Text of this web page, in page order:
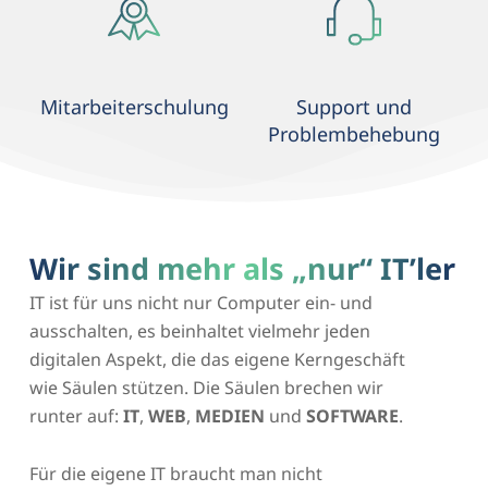
Mitarbeiterschulung
Support und
Problembehebung
Wir sind mehr als „nur“ IT’ler
IT ist für uns nicht nur Computer ein- und
ausschalten, es beinhaltet vielmehr jeden
digitalen Aspekt, die das eigene Kerngeschäft
wie Säulen stützen. Die Säulen brechen wir
runter auf:IT,WEB, MEDIEN undSOFTWARE.
Für die eigene IT braucht man nicht